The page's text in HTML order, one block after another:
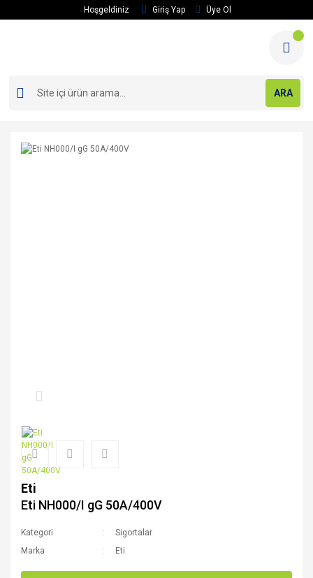
Hoşgeldiniz Giriş Yap Üye Ol
ARA
Eti
Eti NH000/I gG 50A/400V
Kategori
Sigortalar
Marka
Eti